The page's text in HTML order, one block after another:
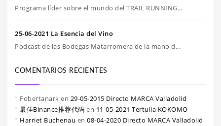
Programa líder sobre el mundo del TRAIL RUNNING...
25-06-2021 La Esencia del Vino
Podcast de las Bodegas Matarromera de la mano d...
COMENTARIOS RECIENTES
Fobertanark en 29-05-2015 Directo MARCA Valladolid
最佳Binance推荐代码 en 11-05-2021 Tertulia KOKOMO
Harriet Buchenau en 08-04-2020 Directo MARCA Valladolid